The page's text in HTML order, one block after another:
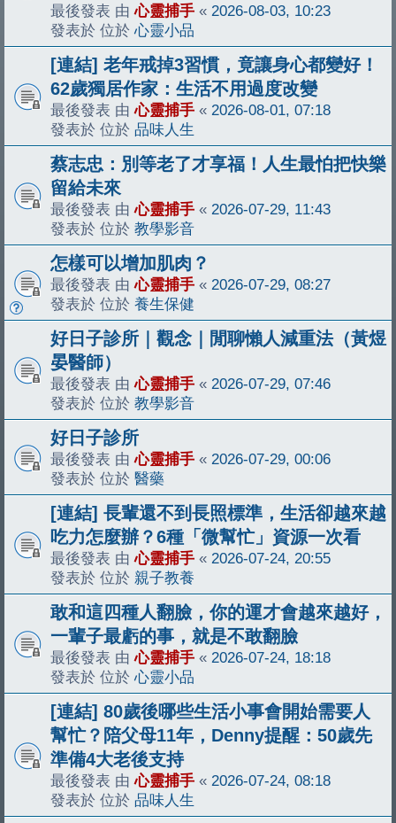
最後發表 由心靈捕手 « 2026-08-03, 10:23
發表於 位於心靈小品
[連結] 老年戒掉3習慣，竟讓身心都變好！
62歲獨居作家：生活不用過度改變
最後發表 由心靈捕手 « 2026-08-01, 07:18
發表於 位於 品味人生
蔡志忠：別等老了才享福！人生最怕把快樂
留給未來
最後發表 由心靈捕手 « 2026-07-29, 11:43
發表於 位於 教學影音
怎樣可以增加肌肉？
最後發表 由心靈捕手 « 2026-07-29, 08:27
發表於 位於 養生保健
好日子診所｜觀念｜閒聊懶人減重法（黃煜
晏醫師）
最後發表 由心靈捕手 « 2026-07-29, 07:46
發表於 位於 教學影音
好日子診所
最後發表 由心靈捕手 « 2026-07-29, 00:06
發表於 位於 醫藥
[連結] 長輩還不到長照標準，生活卻越來越
吃力怎麼辦？6種「微幫忙」資源一次看
最後發表 由心靈捕手 « 2026-07-24, 20:55
發表於 位於 親子教養
敢和這四種人翻臉，你的運才會越來越好，
一輩子最虧的事，就是不敢翻臉
最後發表 由心靈捕手 « 2026-07-24, 18:18
發表於 位於心靈小品
[連結] 80歲後哪些生活小事會開始需要人
幫忙？陪父母11年，Denny提醒：50歲先
準備4大老後支持
最後發表 由心靈捕手 « 2026-07-24, 08:18
發表於 位於 品味人生